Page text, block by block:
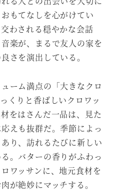
もてなしを心がけてい
わされる穏やかな会話
楽が、まるで友人の家を
さを演出している。
ーム満点の「大きなクロ
くりと香ばしいクロワッ
をはさんだ一品は、見た
えも抜群だ。季節によっ
り、訪れるたびに新しい
。バターの香りがふわっ
ワッサンに、地元食材を
が絶妙にマッチする。